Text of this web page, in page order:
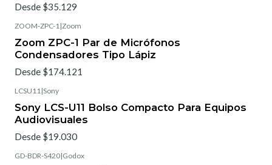
Desde $35.129
ZOOM-ZPC-1 |Zoom
Zoom ZPC-1 Par de Micrófonos
Condensadores Tipo Lápiz
Desde $174.121
LCSU11|Sony
Sony LCS-U11 Bolso Compacto Para Equipos
Audiovisuales
Desde $19.030
GD-BDR-S420|Godox